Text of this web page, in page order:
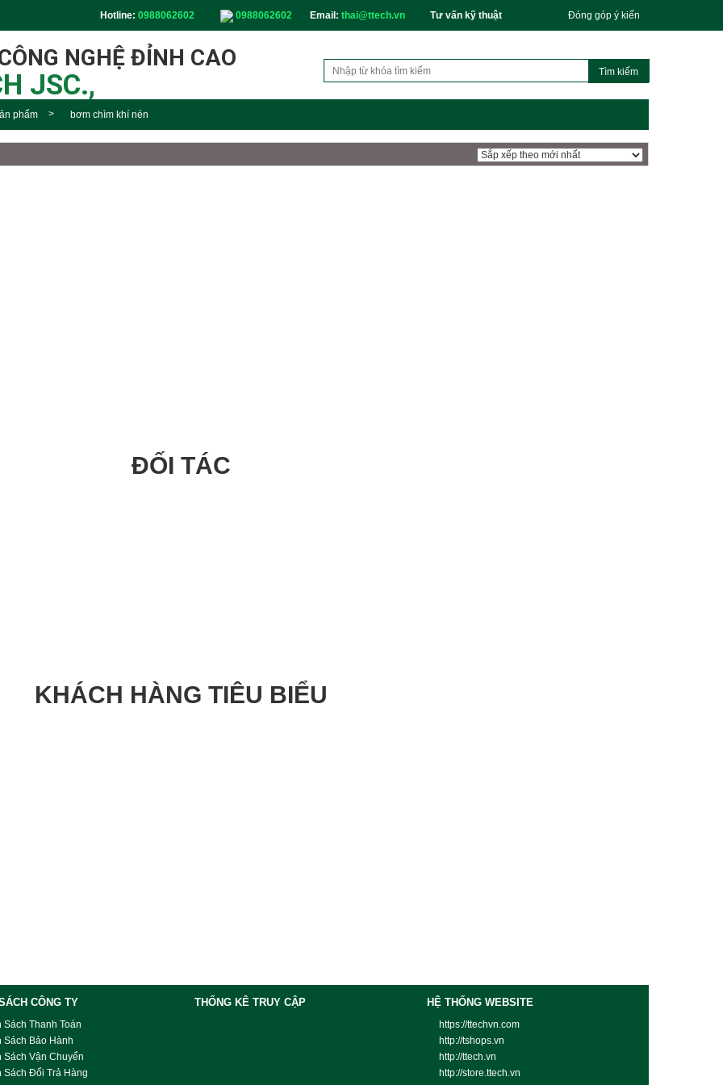
Hotline: 0988062602 0988062602 Email: thai@ttech.vn Tư vấn kỹ thuật Đóng góp ý kiến
NGHỆ ĐỈNH CAO
JSC.,
phẩm bơm chìm khí nén
ĐỐI TÁC
KHÁCH HÀNG TIÊU BIỂU
CÔNG TY
Sách Thanh Toán
Sách Bảo Hành
Sách Vận Chuyển
Sách Đổi Trả Hàng
THỐNG KÊ TRUY CẬP HỆ THỐNG WEBSITE
https://ttechvn.com
http://tshops.vn
http://ttech.vn
http://store.ttech.vn